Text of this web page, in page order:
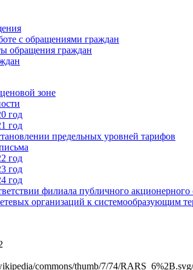
с обращениями граждан
обращения граждан
зоне
год
год
предельных уровней тарифов
год
год
год
филиала публичного
организаций к системообразующим